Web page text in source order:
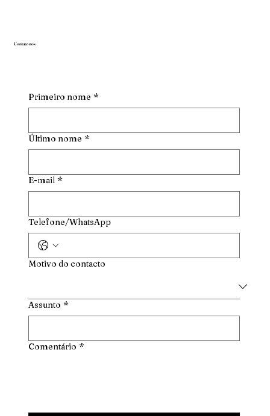
Contate-nos
Primeiro nome *
Último nome *
E-mail *
Telefone/WhatsApp
Motivo do contacto
Assunto *
Comentário *